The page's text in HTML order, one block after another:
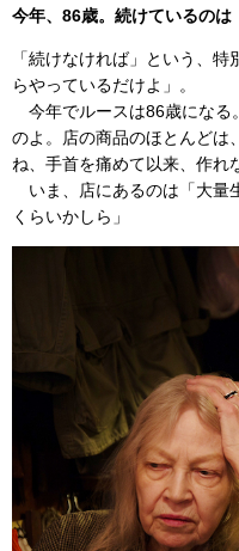
今年、86歳。続けているのは
「続けなければ」という、
らやっているだけよ」。
今年でルースは86歳になる
のよ。店の商品のほとんどは
ね、手首を痛めて以来、作れ
いま、店にあるのは「大量
くらいかしら」